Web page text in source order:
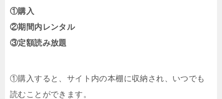
①購入
②期間内レンタル
③定額読み放題
①購入すると、サイト内の本棚に収納され、いつでも
読むことができます。